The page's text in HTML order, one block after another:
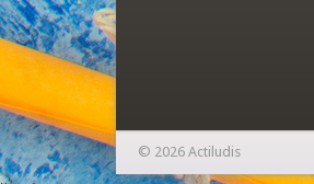
© 2026 Actiludis